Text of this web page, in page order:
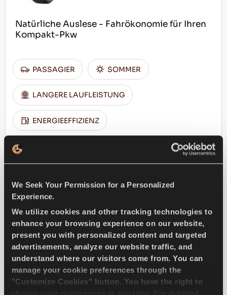
We Seek Your Permission for a Personalized
Experience.
We utilize cookies and other tracking technologies to
enhance your browsing experience on our website,
present you with personalized content and targeted
advertisements, analyze our website traffic, and
understand where our visitors come from. You can
manage your cookie preferences through the
"Customize Cookies" button. You have the right to
Natürliche Auslese - Fahrökonomie für Ihren
Kompakt-Pkw
PASSAGIER SOMMER
LANGERE LAUFLEISTUNG
ENERGIEEFFIZIENZ
MEHR ERFAHREN
ICEWAYS 2
Ausgezeichneter Grip und Sicherheit für
Ihren Pkw